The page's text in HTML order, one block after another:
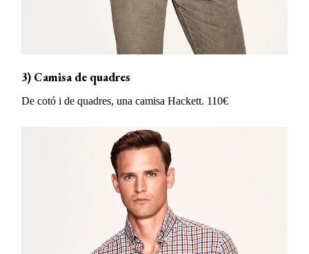
3) Camisa de quadres
De cotó i de quadres, una camisa Hackett. 110€